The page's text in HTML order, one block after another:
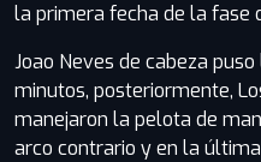
la primera fecha de la fase
Joao Neves de cabeza
minutos, posteriormente,
manejaron la pelota de
arco contrario y en la